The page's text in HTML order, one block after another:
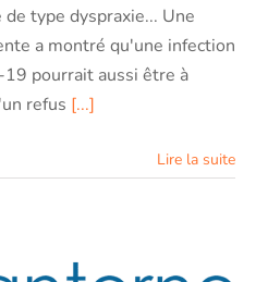
type dyspraxie... Une
a montré qu'une infection
19 pourrait aussi être à
refus [...]
Lire la suite